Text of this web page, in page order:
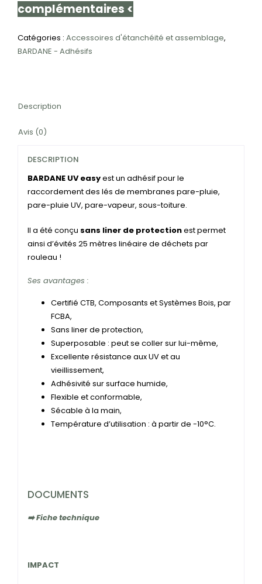
complémentaires <
Catégories : Accessoires d'étanchéité et assemblage,
BARDANE - Adhésifs
Description
Avis (0)
DESCRIPTION
BARDANE UV easyest un adhésif pour le
raccordement des lés de membranes pare-pluie,
pare-pluie UV, pare-vapeur, sous-toiture.
Il a été conçu sans liner de protectionest permet
ainsi d’évités 25 mètres linéaire de déchets par
rouleau !
Ses avantages :
Certifié CTB, Composants et Systèmes Bois, par
FCBA,
Sans liner de protection,
Superposable : peut se coller sur lui-même,
Excellente résistance aux UV et au
vieillissement,
Adhésivité sur surface humide,
Flexible et conformable,
Sécable à la main,
Température d’utilisation : à partir de -10°C.
DOCUMENTS
➡️ Fiche technique
IMPACT